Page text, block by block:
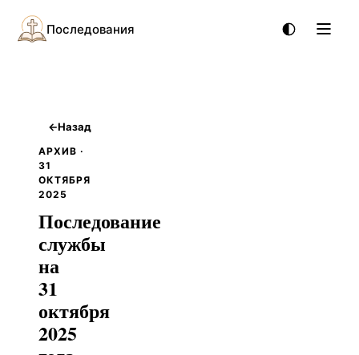
Последования
←Назад
АРХИВ ·
31
ОКТЯБРЯ
2025
Последование
службы
на
31
октября
2025